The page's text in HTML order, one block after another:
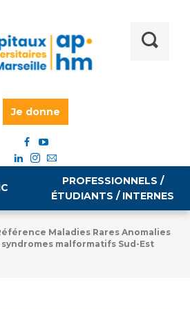
Je donne
PROFESSIONNELS /
ÉTUDIANTS / INTERNES
Maladies Rares Anomalies
malformatifs Sud-Est